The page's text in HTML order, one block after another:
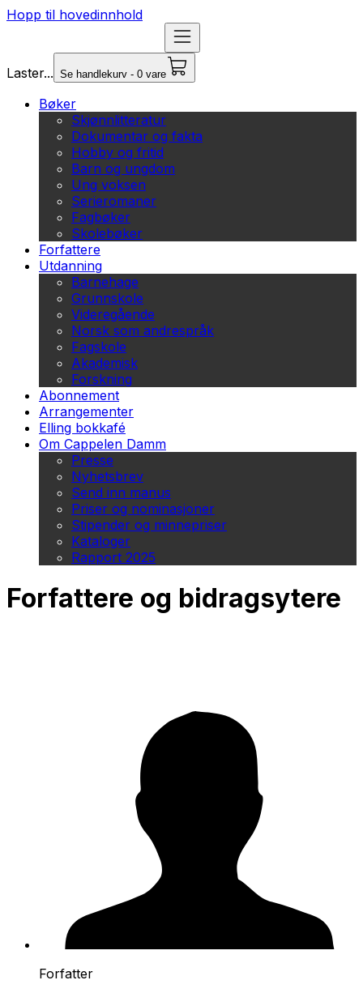
Hopp til hovedinnhold
Laster... Se handlekurv - 0 vare
Bøker
Skjønnlitteratur
Dokumentar og fakta
Hobby og fritid
Barn og ungdom
Ung voksen
Serieromaner
Fagbøker
Skolebøker
Forfattere
Utdanning
Barnehage
Grunnskole
Videregående
Norsk som andrespråk
Fagskole
Akademisk
Forskning
Abonnement
Arrangementer
Elling bokkafé
Om Cappelen Damm
Presse
Nyhetsbrev
Send inn manus
Priser og nominasjoner
Stipender og minnepriser
Kataloger
Rapport 2025
Forfattere og bidragsytere
Forfatter